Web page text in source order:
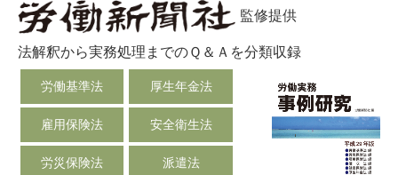
監修提供
法解釈から実務処理までのＱ＆Ａを分類収録
労働基準法 厚生年金法
雇用保険法 安全衛生法
労災保険法 派遣法